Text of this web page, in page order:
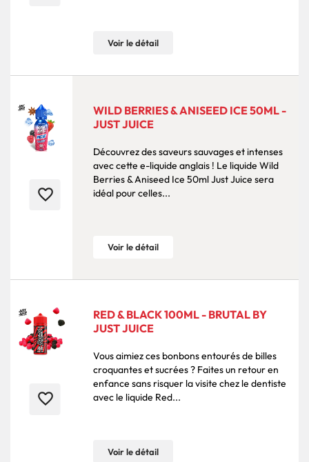
Voir le détail
favorite_border
WILD BERRIES & ANISEED ICE 50ML -
JUST JUICE
Découvrez des saveurs sauvages et intenses
avec cette e-liquide anglais ! Le liquide Wild
Berries & Aniseed Ice 50ml Just Juice sera
idéal pour celles...
Voir le détail
favorite_border
RED & BLACK 100ML - BRUTAL BY
JUST JUICE
Vous aimiez ces bonbons entourés de billes
croquantes et sucrées ? Faites un retour en
enfance sans risquer la visite chez le dentiste
avec le liquide Red...
Voir le détail